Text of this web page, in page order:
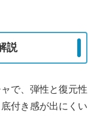
説
で、弾性と復元性
付き感が出にくい